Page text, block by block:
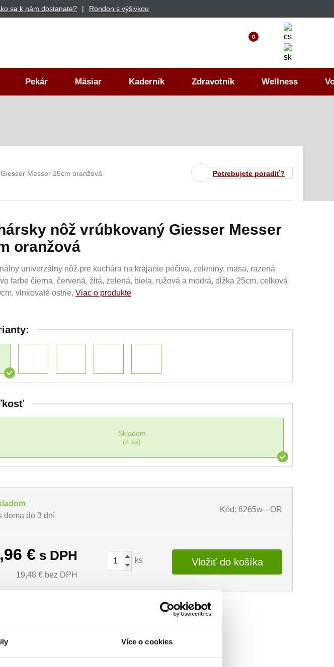
Více o cookies
sa k nám dostanate? Rondon s výšivkou
0
Pekár Mäsiar Kaderník Zdravotník Wellness
Potrebujete poradiť?
Messer 25cm oranžová
nôž vrúbkovaný Giesser Messer
oranžová
univerzálny nôž pre kuchára na krájanie pečiva, zeleniny, mäsa, razená
farbe čierna, červená, žltá, zelená, biela, ružová a modrá, dĺžka 25cm, celková
vlnkovaté ostrie, Viac o produkte
Skladom
(4 ks)
doma do 3 dní
Kód: 8265w---OR
€ s DPH
19,48 € bez DPH
ks Vložiť do košíka